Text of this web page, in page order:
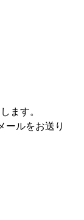
ます。
ールをお送り